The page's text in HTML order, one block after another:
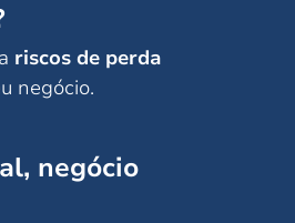
riscos de perda
negócio.
negócio